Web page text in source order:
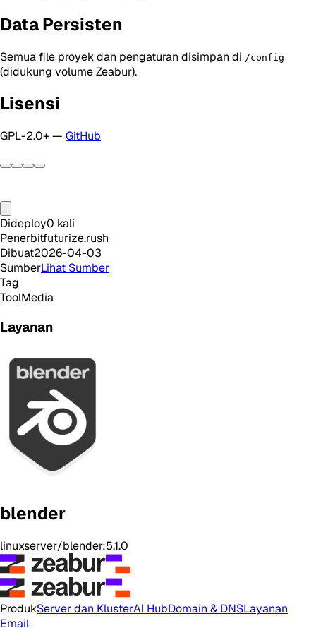
Data Persisten
Semua file proyek dan pengaturan disimpan di /config
(didukung volume Zeabur).
Lisensi
GPL-2.0+ — GitHub
Dideploy0 kali
Penerbitfuturize.rush
Dibuat2026-04-03
SumberLihat Sumber
Tag
ToolMedia
Layanan
blender
linuxserver/blender:5.1.0
ProdukServer dan KlusterAI HubDomain & DNSLayanan
Email